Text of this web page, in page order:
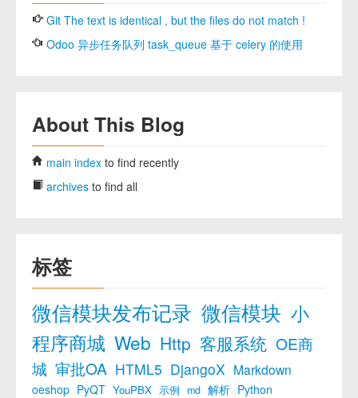
Git The text is identical , but the files do not match !
Odoo 异步任务队列 task_queue 基于 celery 的使用
About This Blog
main index to find recently
archives to find all
标签
微信模块发布记录 微信模块 小
程序商城 Web Http 客服系统 OE商
城 审批OA HTML5 DjangoX Markdown
oeshop PyQT YouPBX 示例 md 解析 Python